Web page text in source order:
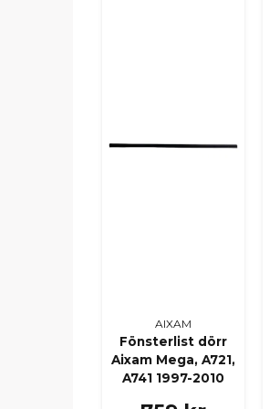
AIXAM
Fönsterlist dörr
Aixam Mega, A721,
A741 1997-2010